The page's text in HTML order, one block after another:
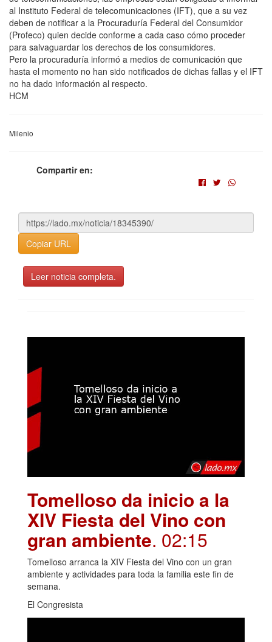
al Instituto Federal de telecomunicaciones (IFT), que a su vez
deben de notificar a la Procuraduría Federal del Consumidor
(Profeco) quien decide conforme a cada caso cómo proceder
para salvaguardar los derechos de los consumidores.
Pero la procuraduría informó a medios de comunicación que
hasta el momento no han sido notificados de dichas fallas y el IFT
no ha dado información al respecto.
HCM
Milenio
Compartir en:
Copiar URL
Leer noticia completa.
Tomelloso da inicio a la
XIV Fiesta del Vino con
gran ambiente. 02:15
Tomelloso arranca la XIV Fiesta del Vino con un gran
ambiente y actividades para toda la familia este fin de
semana.
El Congresista